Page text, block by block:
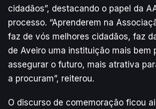
cidadãos”, destacando o papel da
processo. “Aprenderem na
faz de vós melhores cidadãos, faz
de Aveiro uma instituição mais bem
assegurar o futuro, mais atrativa
a procuram”, reiterou.
O discurso de comemoração ficou